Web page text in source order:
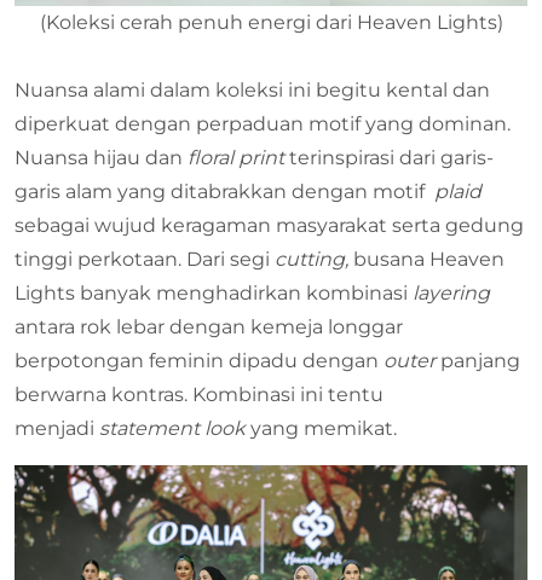
(Koleksi cerah penuh energi dari Heaven Lights)
Nuansa alami dalam koleksi ini begitu kental dan
diperkuat dengan perpaduan motif yang dominan.
Nuansa hijau dan floral printterinspirasi dari garis-
garis alam yang ditabrakkan dengan motif plaid
sebagai wujud keragaman masyarakat serta gedung
tinggi perkotaan. Dari segi cutting, busana Heaven
Lights banyak menghadirkan kombinasi layering
antara rok lebar dengan kemeja longgar
berpotongan feminin dipadu dengan outerpanjang
berwarna kontras. Kombinasi ini tentu
menjadi statement lookyang memikat.